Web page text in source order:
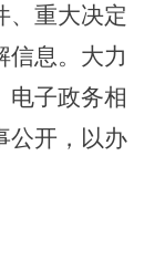
、重大决定
信息。大力
电子政务相
公开，以办